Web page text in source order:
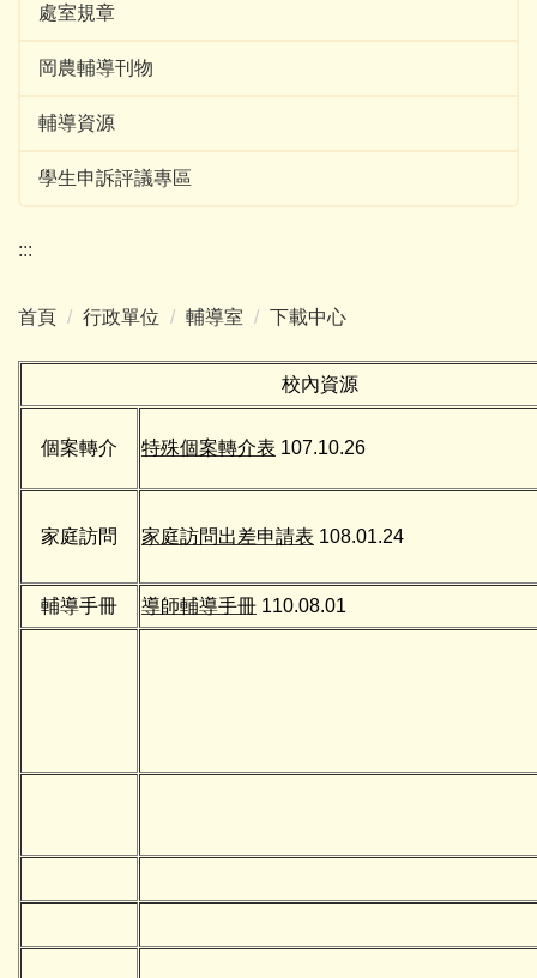
處室規章
岡農輔導刊物
輔導資源
學生申訴評議專區
:::
首頁 行政單位 輔導室 下載中心
校內資源
個案轉介 特殊個案轉介表 107.10.26
家庭訪問 家庭訪問出差申請表 108.01.24
輔導手冊 導師輔導手冊 110.08.01